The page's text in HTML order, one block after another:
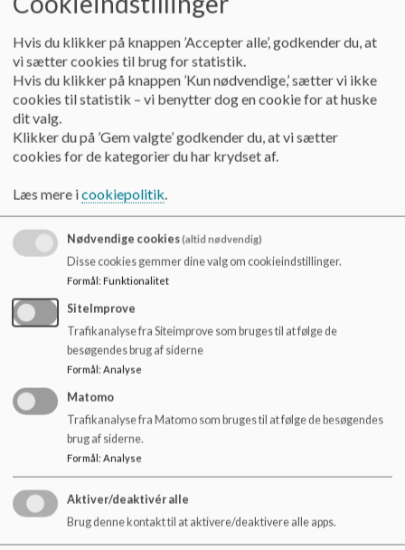
Før dit barn starter i skole
Før dit barn skifter skole
Begivenheder, ringetider og ferie
Mad på skolen
Værdier
Antimobbestrategi
Ny i skolen
Skoleindskrivning 2026
PLC
Dit barns faglige udvikling
Hvis dit barn har særlige behov
Indskolingen
Mellemtrinnet
Overbygningen
Samarbejde
Andre samarbejdspartnere
Elevråd
Skolebestyrelsen
Specialcenter Øst - afdeling Klokkerholm
Specialcentrene i Brønderslev Kommune
SFO
Dagligdagen i SFO
Bevægelseskultur
Hvis du klikker på knappen ’Accepter alle’, godkender du, at
vi sætter cookies til brug for statistik.
Hvis du klikker på knappen ’Kun nødvendige,’ sætter vi ikke
cookies til statistik – vi benytter dog en cookie for at huske
dit valg.
Klikker du på ’Gem valgte’ godkender du, at vi sætter
cookies for de kategorier du har krydset af.
Læs mere icookiepolitik.
Nødvendige cookies(altid nødvendig)
Disse cookies gemmer dine valg om cookieindstillinger.
Formål: Funktionalitet
SiteImprove
Trafikanalyse fra Siteimprove som bruges til at følge de
besøgendes brug af siderne
Formål: Analyse
Matomo
Trafikanalyse fra Matomo som bruges til at følge de besøgendes
brug af siderne.
Formål: Analyse
Aktiver/deaktivér alle
Brug denne kontakt til at aktivere/deaktivere alle apps.